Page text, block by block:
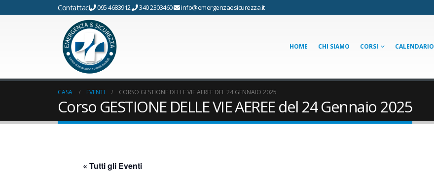
Contattaci 095 4683912 340 2303460 info@emergenzaesicurezza.it
HOME CHI SIAMO CORSI CALENDARIO
CASA EVENTI CORSO GESTIONE DELLE VIE AEREE DEL 24 GENNAIO 2025
Corso GESTIONE DELLE VIE AEREE del 24 Gennaio 2025
« Tutti gli Eventi